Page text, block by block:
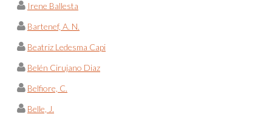
Irene Ballesta
Bartenef, A. N.
Beatriz Ledesma Capi
Belén Cirujano Diaz
Belfiore, C.
Belle, J.